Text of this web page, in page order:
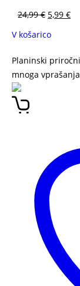
24,99€ 5,99 €
V košarico
Planinski
mnoga